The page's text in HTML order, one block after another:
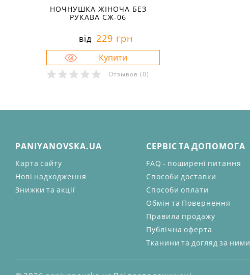
НОЧНУШКА ЖІНОЧА БЕЗ
РУКАВА СЖ-06
від 229 грн
Отзывов (0)
PANIYANOVSKA.UA
Карта сайту
Нові надходження
Знижки та акції
СЕРВІС ТА ДОПОМОГА
FAQ - поширені питання
Способи доставки
Способи оплати
Обмін та Повернення
Правила продажу
Публічна оферта
Тканини та догляд за ними